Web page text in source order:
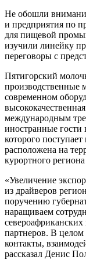
Не обошли
и предприятия по
для пищевой
изучили линейку
переговоры с
Пятигорский
производственные
современном
международным
иностранные гости
которого
расположена на
курортного
«Увеличение
из драйверов
поручению
наращиваем
североафриканских
партнеров. В целом
контакты,
рассказал Денис